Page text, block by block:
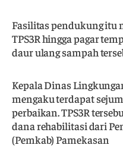
Fasilitas pendukung itu
TPS3R hingga pagar
daur ulang sampah
Kepala Dinas
mengaku terdapat
perbaikan. TPS3R
dana rehabilitasi dari
(Pemkab) Pamekasan